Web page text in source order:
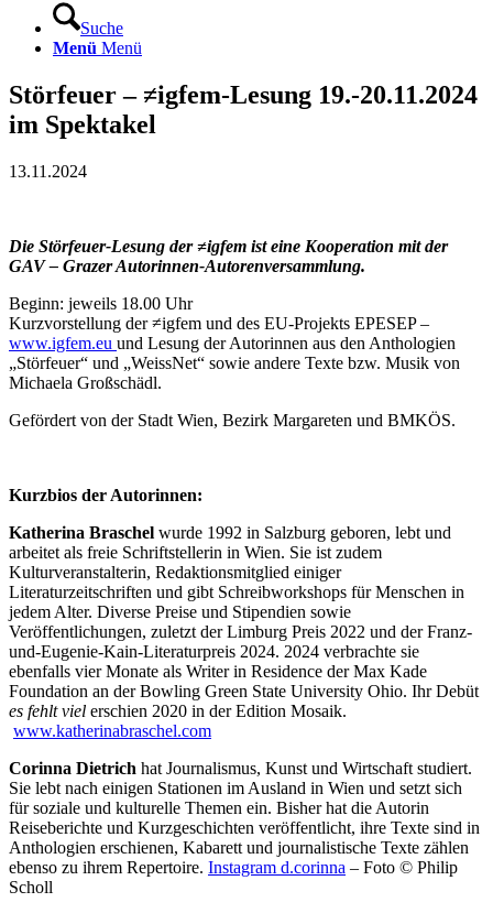
Suche
Menü Menü
Störfeuer – ≠igfem-Lesung 19.-20.11.2024
im Spektakel
13.11.2024
Die Störfeuer-Lesung der ≠igfem ist eine Kooperation mit der
GAV – Grazer Autorinnen-Autorenversammlung.
Beginn: jeweils 18.00 Uhr
Kurzvorstellung der ≠igfem und des EU-Projekts EPESEP –
www.igfem.eu und Lesung der Autorinnen aus den Anthologien
„Störfeuer“ und „WeissNet“ sowie andere Texte bzw. Musik von
Michaela Großschädl.
Gefördert von der Stadt Wien, Bezirk Margareten und BMKÖS.
Kurzbios der Autorinnen:
Katherina Braschel wurde 1992 in Salzburg geboren, lebt und
arbeitet als freie Schriftstellerin in Wien. Sie ist zudem
Kulturveranstalterin, Redaktionsmitglied einiger
Literaturzeitschriften und gibt Schreibworkshops für Menschen in
jedem Alter. Diverse Preise und Stipendien sowie
Veröffentlichungen, zuletzt der Limburg Preis 2022 und der Franz-
und-Eugenie-Kain-Literaturpreis 2024. 2024 verbrachte sie
ebenfalls vier Monate als Writer in Residence der Max Kade
Foundation an der Bowling Green State University Ohio. Ihr Debüt
es fehlt viel erschien 2020 in der Edition Mosaik.
www.katherinabraschel.com
Corinna Dietrich hat Journalismus, Kunst und Wirtschaft studiert.
Sie lebt nach einigen Stationen im Ausland in Wien und setzt sich
für soziale und kulturelle Themen ein. Bisher hat die Autorin
Reiseberichte und Kurzgeschichten veröffentlicht, ihre Texte sind in
Anthologien erschienen, Kabarett und journalistische Texte zählen
ebenso zu ihrem Repertoire. Instagram d.corinna – Foto © Philip
Scholl